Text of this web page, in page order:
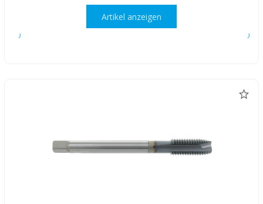
Artikel anzeigen